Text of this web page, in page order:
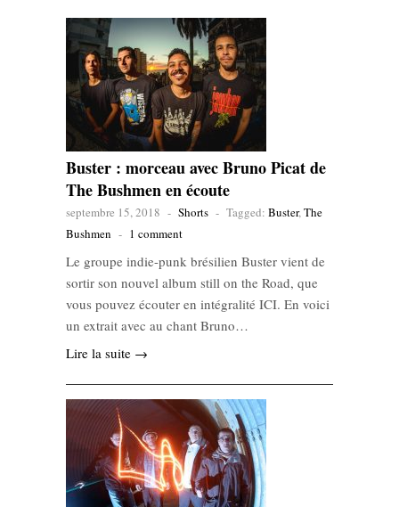
Buster : morceau avec Bruno Picat de
The Bushmen en écoute
septembre 15, 2018 - Shorts - Tagged: Buster,The
Bushmen - 1 comment
Le groupe indie-punk brésilien Buster vient de
sortir son nouvel album still on the Road, que
vous pouvez écouter en intégralité ICI. En voici
un extrait avec au chant Bruno…
Lire la suite →